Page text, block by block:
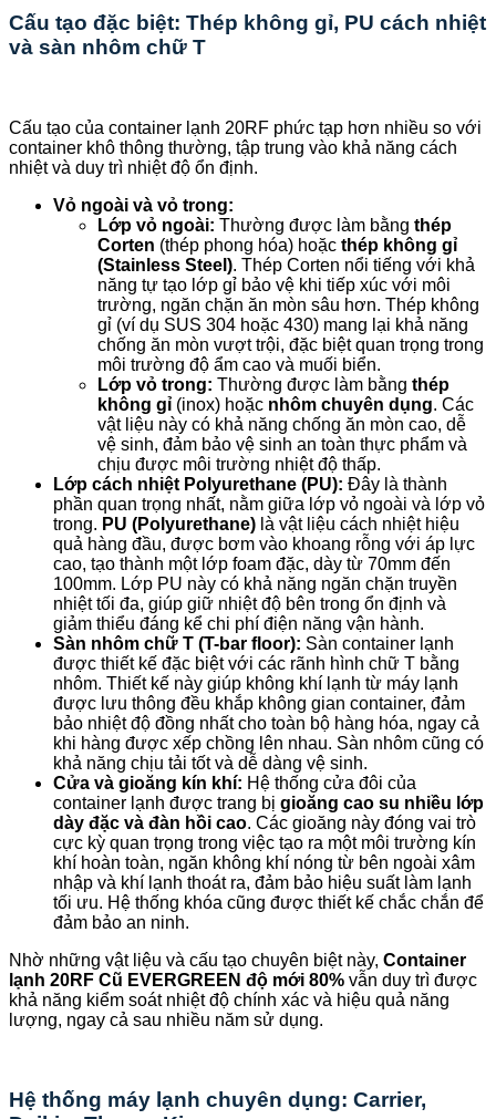
Cấu tạo đặc biệt: Thép không gỉ, PU cách nhiệt
và sàn nhôm chữ T
Cấu tạo của container lạnh 20RF phức tạp hơn nhiều so với
container khô thông thường, tập trung vào khả năng cách
nhiệt và duy trì nhiệt độ ổn định.
Vỏ ngoài và vỏ trong:
Lớp vỏ ngoài: Thường được làm bằng thép
Corten (thép phong hóa) hoặc thép không gỉ
(Stainless Steel). Thép Corten nổi tiếng với khả
năng tự tạo lớp gỉ bảo vệ khi tiếp xúc với môi
trường, ngăn chặn ăn mòn sâu hơn. Thép không
gỉ (ví dụ SUS 304 hoặc 430) mang lại khả năng
chống ăn mòn vượt trội, đặc biệt quan trọng trong
môi trường độ ẩm cao và muối biển.
Lớp vỏ trong: Thường được làm bằng thép
không gỉ (inox) hoặc nhôm chuyên dụng. Các
vật liệu này có khả năng chống ăn mòn cao, dễ
vệ sinh, đảm bảo vệ sinh an toàn thực phẩm và
chịu được môi trường nhiệt độ thấp.
Lớp cách nhiệt Polyurethane (PU): Đây là thành
phần quan trọng nhất, nằm giữa lớp vỏ ngoài và lớp vỏ
trong. PU (Polyurethane) là vật liệu cách nhiệt hiệu
quả hàng đầu, được bơm vào khoang rỗng với áp lực
cao, tạo thành một lớp foam đặc, dày từ 70mm đến
100mm. Lớp PU này có khả năng ngăn chặn truyền
nhiệt tối đa, giúp giữ nhiệt độ bên trong ổn định và
giảm thiểu đáng kể chi phí điện năng vận hành.
Sàn nhôm chữ T (T-bar floor): Sàn container lạnh
được thiết kế đặc biệt với các rãnh hình chữ T bằng
nhôm. Thiết kế này giúp không khí lạnh từ máy lạnh
được lưu thông đều khắp không gian container, đảm
bảo nhiệt độ đồng nhất cho toàn bộ hàng hóa, ngay cả
khi hàng được xếp chồng lên nhau. Sàn nhôm cũng có
khả năng chịu tải tốt và dễ dàng vệ sinh.
Cửa và gioăng kín khí: Hệ thống cửa đôi của
container lạnh được trang bị gioăng cao su nhiều lớp
dày đặc và đàn hồi cao. Các gioăng này đóng vai trò
cực kỳ quan trọng trong việc tạo ra một môi trường kín
khí hoàn toàn, ngăn không khí nóng từ bên ngoài xâm
nhập và khí lạnh thoát ra, đảm bảo hiệu suất làm lạnh
tối ưu. Hệ thống khóa cũng được thiết kế chắc chắn để
đảm bảo an ninh.
Nhờ những vật liệu và cấu tạo chuyên biệt này, Container
lạnh 20RF Cũ EVERGREEN độ mới 80% vẫn duy trì được
khả năng kiểm soát nhiệt độ chính xác và hiệu quả năng
lượng, ngay cả sau nhiều năm sử dụng.
Hệ thống máy lạnh chuyên dụng: Carrier,